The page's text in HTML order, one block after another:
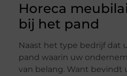
Horeca
bij het pand
Naast het type bedrijf dat
pand waarin uw
van belang. Want bevindt